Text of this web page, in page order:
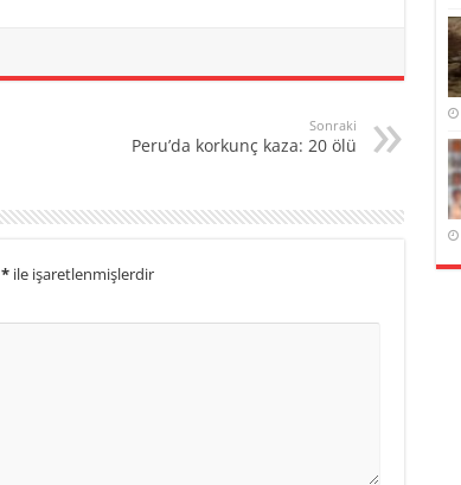
Sonraki
Peru’da korkunç kaza: 20 ölü
*ile işaretlenmişlerdir